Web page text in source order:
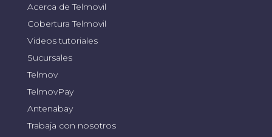
Acerca de Telmovil
Cobertura Telmovil
Videos tutoriales
Sucursales
Telmov
TelmovPay
Antenabay
Trabaja con nosotros